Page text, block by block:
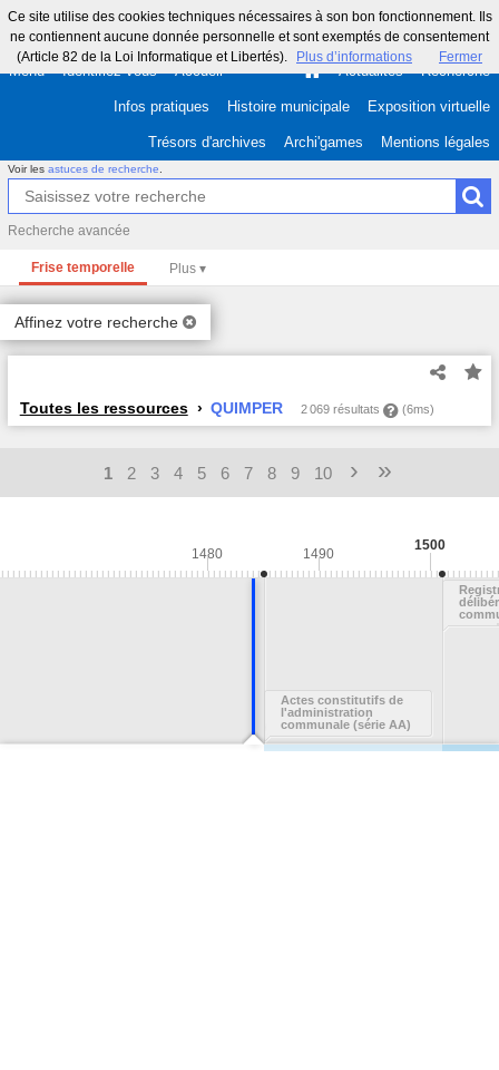
Ce site utilise des cookies techniques nécessaires à son bon fonctionnement. Ils
ne contiennent aucune donnée personnelle et sont exemptés de consentement
(Article 82 de la Loi Informatique et Libertés).
Plus d’informations Fermer
Menu Identifiez-vous Accueil Actualités Recherche
Infos pratiques Histoire municipale Exposition virtuelle
Trésors d'archives Archi'games Mentions légales
Voir les astuces de recherche
Recherche avancée
Frise temporelle
Affinez votre recherche
Toutes les ressources QUIMPER 2 069 résultats (6ms)
1 2 3 4 5 6 7 8 9 10 › »
Actes constitutifs de
l'administration
communale (série AA)
1500
1480 1490